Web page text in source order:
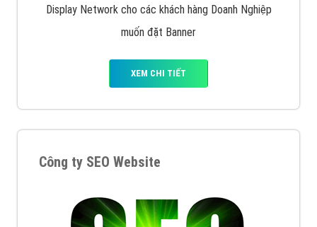
Display Network cho các khách hàng Doanh Nghiệp
muốn đặt Banner
XEM CHI TIẾT
Công ty SEO Website